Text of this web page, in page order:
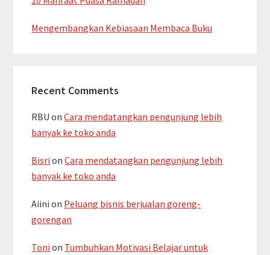
Mengembangkan Kebiasaan Membaca Buku
Recent Comments
RBU onCara mendatangkan pengunjung lebih
banyak ke toko anda
Bisri onCara mendatangkan pengunjung lebih
banyak ke toko anda
Aiini on Peluang bisnis berjualan goreng-
gorengan
Toni on Tumbuhkan Motivasi Belajar untuk